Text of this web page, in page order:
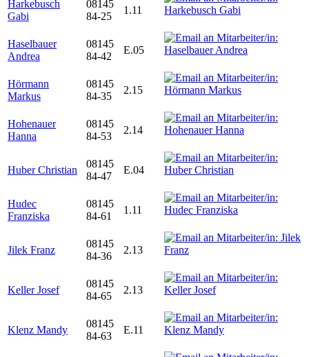
Harkebusch
Gabi
08145
84-25
1.11
Haselbauer
Andrea
08145
84-42
E.05
Hörmann
Markus
08145
84-35
2.15
Hohenauer
Hanna
08145
84-53
2.14
Huber Christian
08145
84-47
E.04
Hudec
Franziska
08145
84-61
1.11
Jilek Franz
08145
84-36
2.13
Keller Josef
08145
84-65
2.13
Klenz Mandy
08145
84-63
E.11